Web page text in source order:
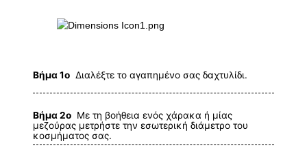
Βήμα 1ο Διαλέξτε το αγαπημένο σας δαχτυλίδι.
Βήμα 2ο Με τη βοήθεια ενός χάρακα ή μίας
μεζούρας μετρήστε την εσωτερική διάμετρο του
κοσμήματος σας.